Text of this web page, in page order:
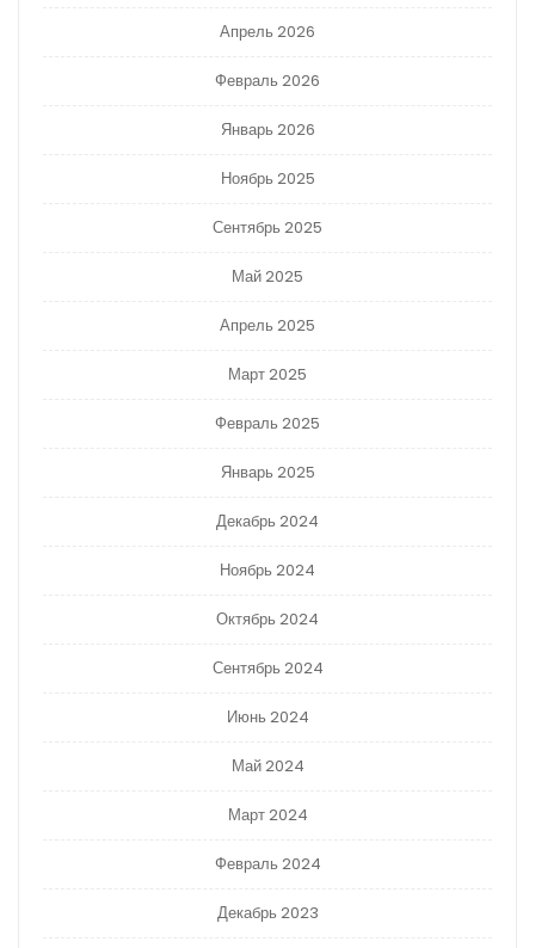
Апрель 2026
Февраль 2026
Январь 2026
Ноябрь 2025
Сентябрь 2025
Май 2025
Апрель 2025
Март 2025
Февраль 2025
Январь 2025
Декабрь 2024
Ноябрь 2024
Октябрь 2024
Сентябрь 2024
Июнь 2024
Май 2024
Март 2024
Февраль 2024
Декабрь 2023